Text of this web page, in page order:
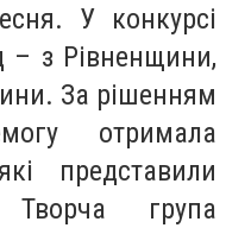
У конкурсі
– з Рівненщини,
За рішенням
отримала
представили
Творча група